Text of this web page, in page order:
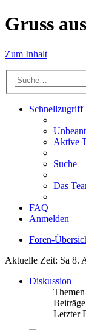
Gruss
Zum Inhalt
Schnellzugriff
Aktive
Suche
Das
FAQ
Anmelden
Foren-
Aktuelle Zeit: Sa 8.
Diskussion
Themen
Beiträge
Letzter